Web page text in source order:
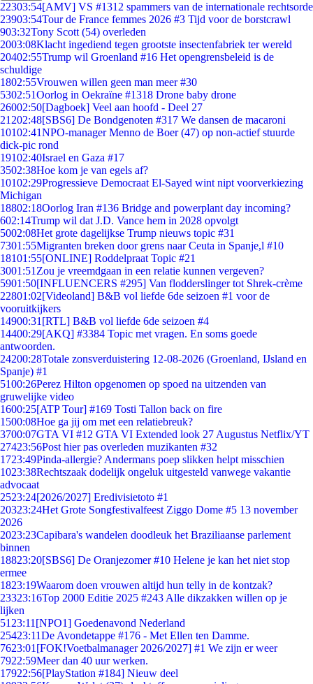
22303:54[AMV] VS #1312 spammers van de internationale rechtsorde
23903:54Tour de France femmes 2026 #3 Tijd voor de borstcrawl
903:32Tony Scott (54) overleden
2003:08Klacht ingediend tegen grootste insectenfabriek ter wereld
20402:55Trump wil Groenland #16 Het opengrensbeleid is de
schuldige
1802:55Vrouwen willen geen man meer #30
5302:51Oorlog in Oekraïne #1318 Drone baby drone
26002:50[Dagboek] Veel aan hoofd - Deel 27
21202:48[SBS6] De Bondgenoten #317 We dansen de macaroni
10102:41NPO-manager Menno de Boer (47) op non-actief stuurde
dick-pic rond
19102:40Israel en Gaza #17
3502:38Hoe kom je van egels af?
10102:29Progressieve Democraat El-Sayed wint nipt voorverkiezing
Michigan
18802:18Oorlog Iran #136 Bridge and powerplant day incoming?
602:14Trump wil dat J.D. Vance hem in 2028 opvolgt
5002:08Het grote dagelijkse Trump nieuws topic #31
7301:55Migranten breken door grens naar Ceuta in Spanje,l #10
18101:55[ONLINE] Roddelpraat Topic #21
3001:51 Zou je vreemdgaan in een relatie kunnen vergeven?
5901:50[INFLUENCERS #295] Van flodderslinger tot Shrek-crème
22801:02[Videoland] B&B vol liefde 6de seizoen #1 voor de
vooruitkijkers
14900:31 [RTL] B&B vol liefde 6de seizoen #4
14400:29[AKQ] #3384 Topic met vragen. En soms goede
antwoorden.
24200:28Totale zonsverduistering 12-08-2026 (Groenland, IJsland en
Spanje) #1
5100:26Perez Hilton opgenomen op spoed na uitzenden van
gruwelijke video
1600:25[ATP Tour] #169 Tosti Tallon back on fire
1500:08Hoe ga jij om met een relatiebreuk?
3700:07GTA VI #12 GTA VI Extended look 27 Augustus Netflix/YT
27423:56Post hier pas overleden muzikanten #32
1723:49Pinda-allergie? Andermans poep slikken helpt misschien
1023:38Rechtszaak dodelijk ongeluk uitgesteld vanwege vakantie
advocaat
2523:24[2026/2027] Eredivisietoto #1
20323:24Het Grote Songfestivalfeest Ziggo Dome #5 13 november
2026
2023:23Capibara's wandelen doodleuk het Braziliaanse parlement
binnen
18823:20[SBS6] De Oranjezomer #10 Helene je kan het niet stop
ermee
1823:19Waarom doen vrouwen altijd hun telly in de kontzak?
23323:16Top 2000 Editie 2025 #243 Alle dikzakken willen op je
lijken
51 23:11 [NPO1] Goedenavond Nederland
25423:11De Avondetappe #176 - Met Ellen ten Damme.
7623:01 [FOK!Voetbalmanager 2026/2027] #1 We zijn er weer
7922:59Meer dan 40 uur werken.
17922:56[PlayStation #184] Nieuw deel